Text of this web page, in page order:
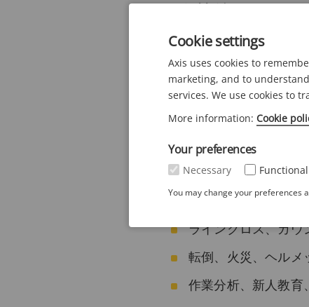
＜河川監視＞
建電協対応カメラや
クラウド連携で簡単
【製造業の現場を
＜機能で支える安全と効
侵入、滞留、混雑検
ラインクロス、カウ
転倒、火災、ヘルメ
作業分析、新人教育
Cookie settings
Axis uses cookies to
marketing, and to
services. We use cookies to
More information: Cookie
Your preferences
Necessary Functional
You may change your preferences